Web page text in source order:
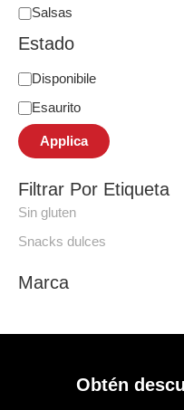
Salsas
Estado
Disponibile
Esaurito
Applica
Filtrar Por Etiqueta
Sin gluten
Snacks dulces
Marca
Obtén